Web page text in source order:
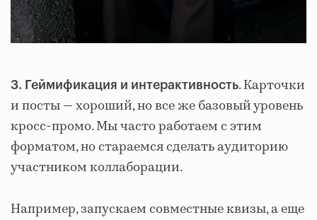
3. Геймификация и интерактивность. Карточки
и посты — хороший, но все же базовый уровень
кросс-промо. Мы часто работаем с этим
форматом, но стараемся сделать аудиторию
участником коллаборации.
Например, запускаем совместные квизы, а еще